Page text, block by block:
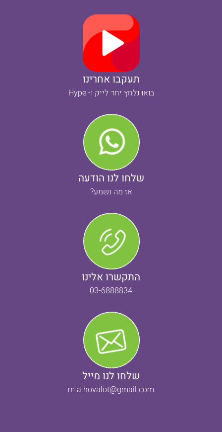
תעקבו אחרינו
בואו נלחץ יחד לייק ו- Hype
שלחו לנו הודעה
אז מה נשמע?
התקשרו אלינו
03-6888834
שלחו לנו מייל
m.a.hovalot@gmail.com